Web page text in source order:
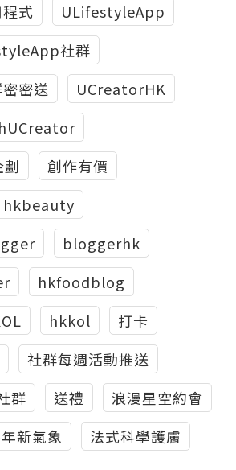
式
ULifestyleApp
社群
密送
UCreatorHK
創作有價
hkbeauty
bloggerhk
hkfoodblog
hkkol
打卡
社群每週活動推送
群
送禮
浪漫星空約會
新氣象 法式科學護膚